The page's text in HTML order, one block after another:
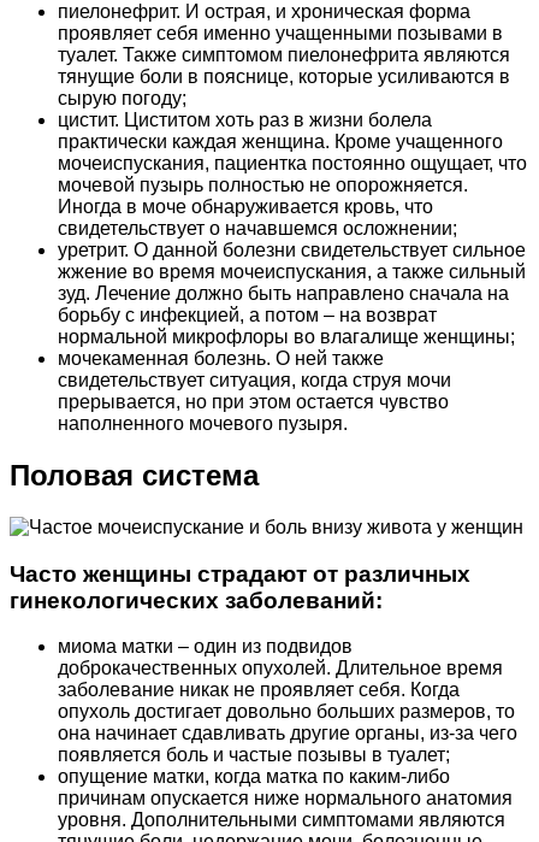
пиелонефрит. И острая, и хроническая форма
проявляет себя именно учащенными позывами в
туалет. Также симптомом пиелонефрита являются
тянущие боли в пояснице, которые усиливаются в
сырую погоду;
цистит. Циститом хоть раз в жизни болела
практически каждая женщина. Кроме учащенного
мочеиспускания, пациентка постоянно ощущает, что
мочевой пузырь полностью не опорожняется.
Иногда в моче обнаруживается кровь, что
свидетельствует о начавшемся осложнении;
уретрит. О данной болезни свидетельствует сильное
жжение во время мочеиспускания, а также сильный
зуд. Лечение должно быть направлено сначала на
борьбу с инфекцией, а потом – на возврат
нормальной микрофлоры во влагалище женщины;
мочекаменная болезнь. О ней также
свидетельствует ситуация, когда струя мочи
прерывается, но при этом остается чувство
наполненного мочевого пузыря.
Половая система
Часто женщины страдают от различных
гинекологических заболеваний:
миома матки – один из подвидов
доброкачественных опухолей. Длительное время
заболевание никак не проявляет себя. Когда
опухоль достигает довольно больших размеров, то
она начинает сдавливать другие органы, из-за чего
появляется боль и частые позывы в туалет;
опущение матки, когда матка по каким-либо
причинам опускается ниже нормального анатомия
уровня. Дополнительными симптомами являются